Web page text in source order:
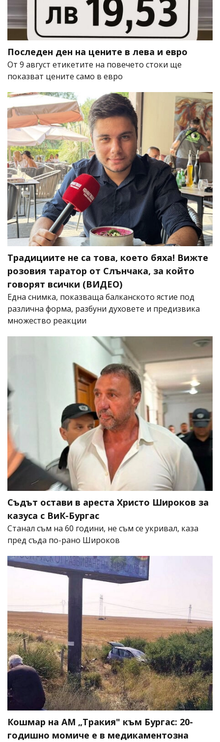
Последен ден на цените в лева и евро
От 9 август етикетите на повечето стоки ще
показват цените само в евро
Традициите не са това, което бяха! Вижте
розовия таратор от Слънчака, за който
говорят всички (ВИДЕО)
Една снимка, показваща балканското ястие под
различна форма, разбуни духовете и предизвика
множество реакции
Съдът остави в ареста Христо Широков за
казуса с ВиК-Бургас
Станал съм на 60 години, не съм се укривал, каза
пред съда по-рано Широков
Кошмар на АМ „Тракия" към Бургас: 20-
годишно момиче е в медикаментозна